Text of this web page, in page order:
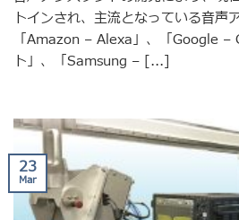
トインされ、主流となっている音声
「Amazon – Alexa」、「Google –
ト」、「Samsung – [...]
23
Mar